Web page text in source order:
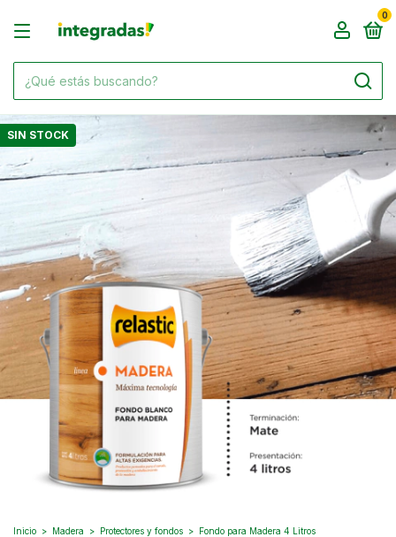
0
SIN STOCK
Inicio > Madera > Protectores y fondos > Fondo para Madera 4 Litros